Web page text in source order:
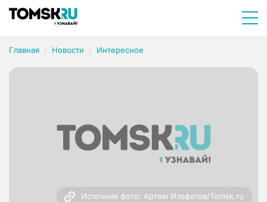
Главная Новости Интересное
Источник фото: Артем Изофатов/Tomsk.ru